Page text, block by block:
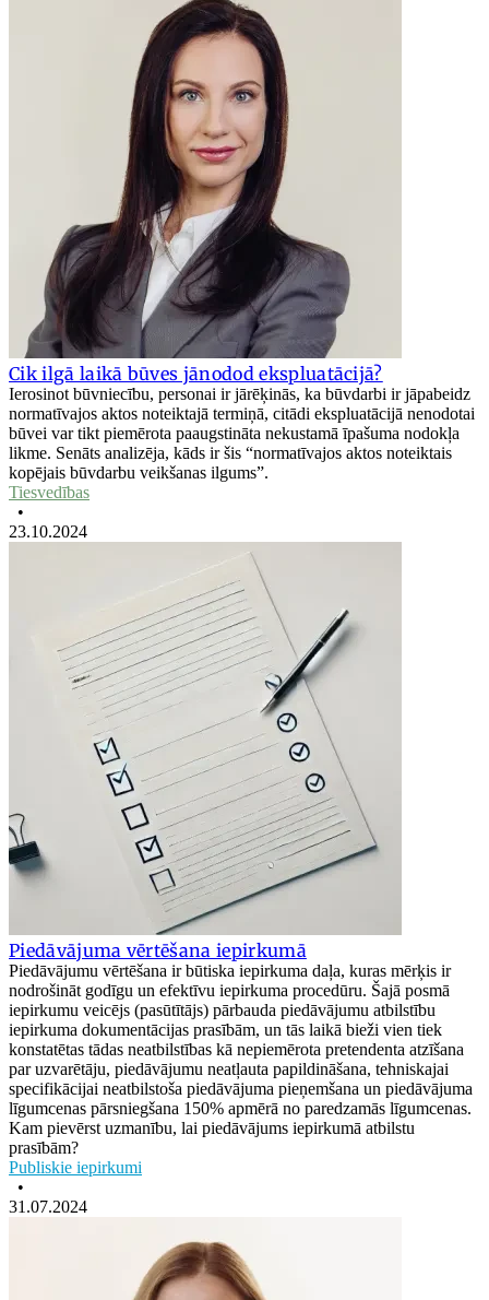
Cik ilgā laikā būves jānodod ekspluatācijā?
Ierosinot būvniecību, personai ir jārēķinās, ka būvdarbi ir jāpabeidz
normatīvajos aktos noteiktajā termiņā, citādi ekspluatācijā nenodotai
būvei var tikt piemērota paaugstināta nekustamā īpašuma nodokļa
likme. Senāts analizēja, kāds ir šis “normatīvajos aktos noteiktais
kopējais būvdarbu veikšanas ilgums”.
Tiesvedības
•
23.10.2024
Piedāvājuma vērtēšana iepirkumā
Piedāvājumu vērtēšana ir būtiska iepirkuma daļa, kuras mērķis ir
nodrošināt godīgu un efektīvu iepirkuma procedūru. Šajā posmā
iepirkumu veicējs (pasūtītājs) pārbauda piedāvājumu atbilstību
iepirkuma dokumentācijas prasībām, un tās laikā bieži vien tiek
konstatētas tādas neatbilstības kā nepiemērota pretendenta atzīšana
par uzvarētāju, piedāvājumu neatļauta papildināšana, tehniskajai
specifikācijai neatbilstoša piedāvājuma pieņemšana un piedāvājuma
līgumcenas pārsniegšana 150% apmērā no paredzamās līgumcenas.
Kam pievērst uzmanību, lai piedāvājums iepirkumā atbilstu
prasībām?
Publiskie iepirkumi
•
31.07.2024